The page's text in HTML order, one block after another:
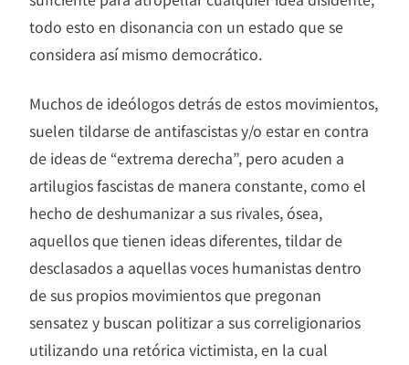
todo esto en disonancia con un estado que se
considera así mismo democrático.
Muchos de ideólogos detrás de estos movimientos,
suelen tildarse de antifascistas y/o estar en contra
de ideas de “extrema derecha”, pero acuden a
artilugios fascistas de manera constante, como el
hecho de deshumanizar a sus rivales, ósea,
aquellos que tienen ideas diferentes, tildar de
desclasados a aquellas voces humanistas dentro
de sus propios movimientos que pregonan
sensatez y buscan politizar a sus correligionarios
utilizando una retórica victimista, en la cual